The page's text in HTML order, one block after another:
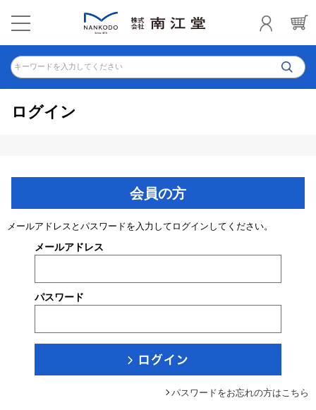
キーワードを入力してください
ログイン
会員の方
メールアドレスとパスワードを入力してログインしてください。
メールアドレス
パスワード
パスワードをお忘れの方はこちら